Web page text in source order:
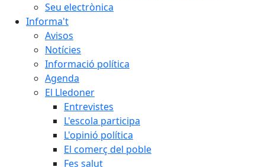
Seu electrònica
Informa't
Avisos
Notícies
Informació política
Agenda
El Lledoner
Entrevistes
L'escola participa
L'opinió política
El comerç del poble
Fes salut